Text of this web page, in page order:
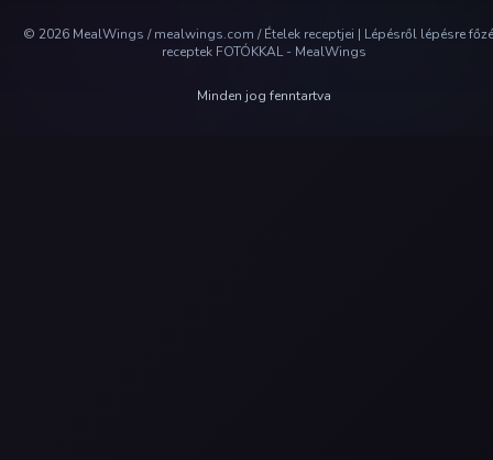
© 2026 MealWings / mealwings.com /Ételek receptjei | Lépésről lépésre
receptek FOTÓKKAL - MealWings
Minden jog fenntartva